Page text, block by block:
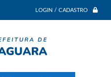
LOGIN / CADASTRO